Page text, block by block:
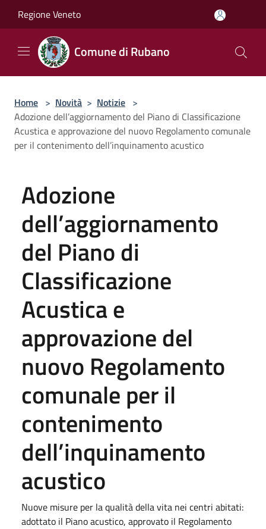
Regione Veneto
Comune di Rubano
Home > Novità > Notizie >
Adozione dell’aggiornamento del Piano di Classificazione
Acustica e approvazione del nuovo Regolamento comunale
per il contenimento dell’inquinamento acustico
Adozione
dell’aggiornamento
del Piano di
Classificazione
Acustica e
approvazione del
nuovo Regolamento
comunale per il
contenimento
dell’inquinamento
acustico
Nuove misure per la qualità della vita nei centri abitati:
adottato il Piano acustico, approvato il Regolamento